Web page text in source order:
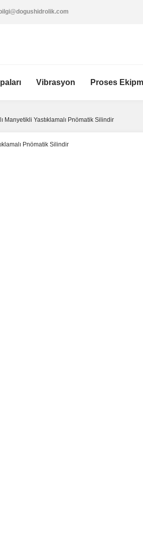
bilgi@dogushidrolik.com
Vibrasyon Proses
Manyetikli Yastıklamalı Pnömatik Silindir